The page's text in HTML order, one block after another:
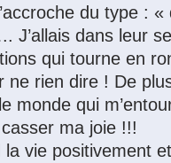
du type :
J’allais dans leur
qui tourne en
ne rien dire ! De
monde qui
ma joie !!!
la vie positivement